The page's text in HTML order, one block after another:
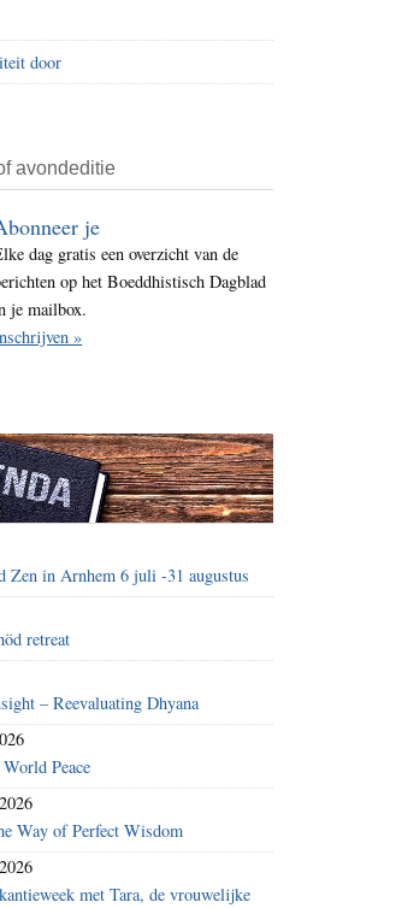
door
avondeditie
je
dag gratis een overzicht van de
op het Boeddhistisch Dagblad
je mailbox.
»
Zen in Arnhem 6 juli -31 augustus
retreat
– Reevaluating Dhyana
Peace
Way of Perfect Wisdom
met Tara, de vrouwelijke